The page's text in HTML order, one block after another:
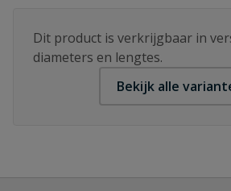
Dit product is verkrijgbaar in
diameters en lengtes.
Bekijk alle